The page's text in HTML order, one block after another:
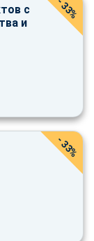
с
и
- 33%
- 33%